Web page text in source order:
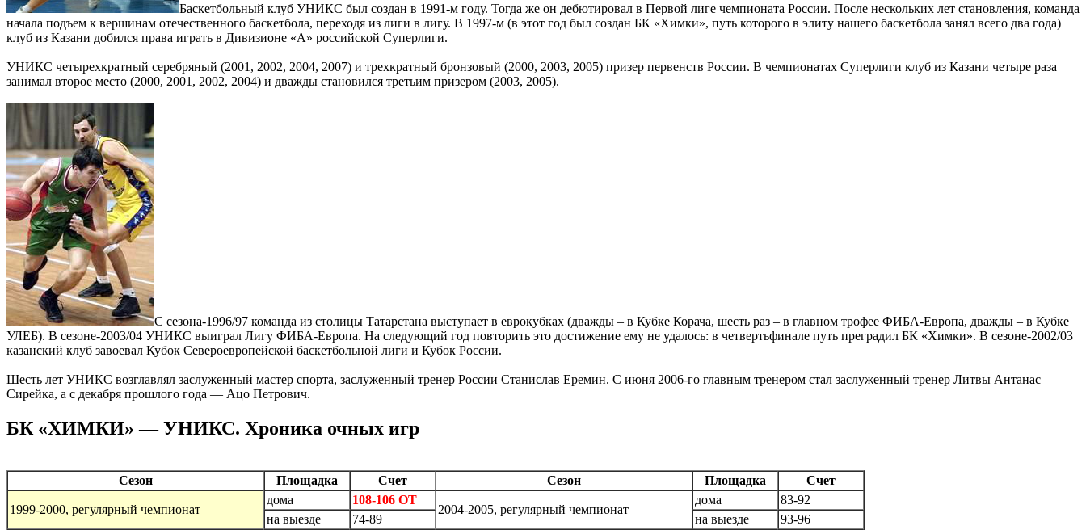
Баскетбольный клуб УНИКС был создан в 1991-м году. Тогда же он дебютировал в Первой лиге чемпионата России. После нескольких лет становления, команда
начала подъем к вершинам отечественного баскетбола, переходя из лиги в лигу. В 1997-м (в этот год был создан БК «Химки», путь которого в элиту нашего баскетбола занял всего два года)
клуб из Казани добился права играть в Дивизионе «А» российской Суперлиги.
УНИКС четырехкратный серебряный (2001, 2002, 2004, 2007) и трехкратный бронзовый (2000, 2003, 2005) призер первенств России. В чемпионатах Суперлиги клуб из Казани четыре раза
занимал второе место (2000, 2001, 2002, 2004) и дважды становился третьим призером (2003, 2005).
С сезона-1996/97 команда из столицы Татарстана выступает в еврокубках (дважды – в Кубке Корача, шесть раз – в главном трофее ФИБА-Европа, дважды – в Кубке
УЛЕБ). В сезоне-2003/04 УНИКС выиграл Лигу ФИБА-Европа. На следующий год повторить это достижение ему не удалось: в четвертьфинале путь преградил БК «Химки». В сезоне-2002/03
казанский клуб завоевал Кубок Североевропейской баскетбольной лиги и Кубок России.
Шесть лет УНИКС возглавлял заслуженный мастер спорта, заслуженный тренер России Станислав Еремин. С июня 2006-го главным тренером стал заслуженный тренер Литвы Антанас
Сирейка, а с декабря прошлого года — Ацо Петрович.
БК «ХИМКИ» — УНИКС. Хроника очных игр
Сезон Площадка Счет Сезон Площадка Счет
1999-2000, регулярный чемпионат
дома 108-106 ОТ
2004-2005, регулярный чемпионат
дома
83-92
на выезде
74-89 на выезде 93-96